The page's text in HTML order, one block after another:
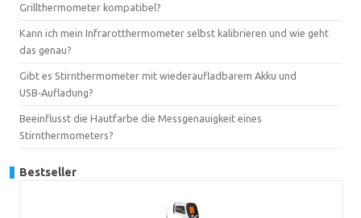
Grillthermometer kompatibel?
Kann ich mein Infrarotthermometer selbst kalibrieren und wie geht
das genau?
Gibt es Stirnthermometer mit wiederaufladbarem Akku und
USB‑Aufladung?
Beeinflusst die Hautfarbe die Messgenauigkeit eines
Stirnthermometers?
Bestseller